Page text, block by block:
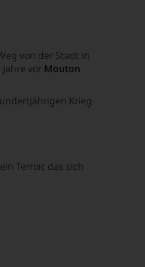
von der Stadt in
vor Mouton
Krieg
Terroir, das sich